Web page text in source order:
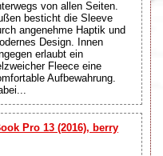
von allen Seiten.
besticht die Sleeve
angenehme Haptik und
Design. Innen
erlaubt ein
Fleece eine
Aufbewahrung.
Pro 13 (2016), berry